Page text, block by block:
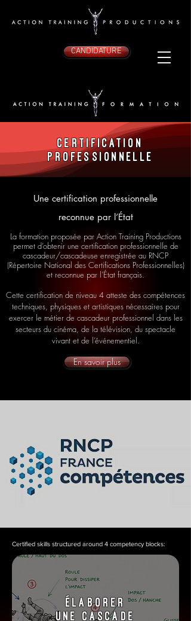
CANDIDATURE
certification
professionnelle
Une certification professionnelle
reconnue par l’État
La formation proposée par Action Training Productions
permet d’obtenir une certification professionnelle de
cascadeur/cascadeuse enregistrée au RNCP
(Répertoire National des Certifications Professionnelles)
et reconnue par l’État français.
Cette certification de niveau 4 atteste des compétences
techniques, physiques et artistiques nécessaires pour
exercer le métier de cascadeur professionnel dans les
secteurs du cinéma, de la télévision, du spectacle
vivant et de l’événementiel.
En savoir plus
Certified skills structured around 4 competency blocks:
élaborer
une cascade